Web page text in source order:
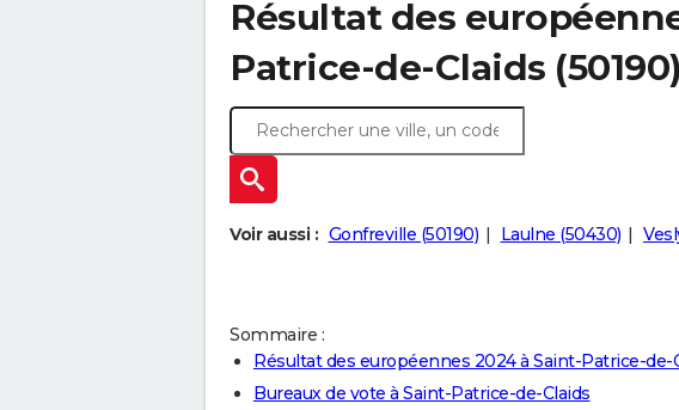
Résultat des
Patrice-de-Claids
Voir aussi : Gonfreville (50190) Laulne (50430)
Sommaire :
Résultat des européennes 2024 à Saint-Patrice-de-
Bureaux de vote à Saint-Patrice-de-Claids